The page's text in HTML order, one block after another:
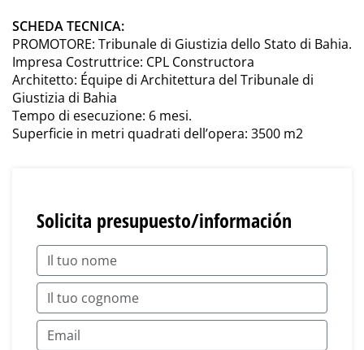
SCHEDA TECNICA:
PROMOTORE: Tribunale di Giustizia dello Stato di Bahia.
Impresa Costruttrice: CPL Constructora
Architetto: Équipe di Architettura del Tribunale di
Giustizia di Bahia
Tempo di esecuzione: 6 mesi.
Superficie in metri quadrati dell’opera: 3500 m2
Solicita presupuesto/información